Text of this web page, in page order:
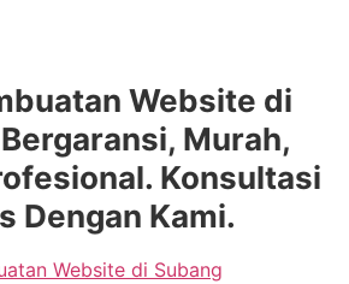
Website di
Murah,
Konsultasi
Dengan Kami.
Website di Subang